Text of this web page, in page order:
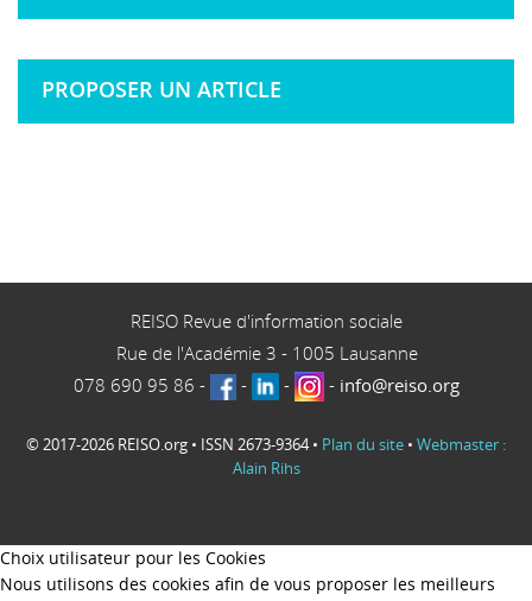
PROPOSER UN ARTICLE
REISO Revue d'information sociale
Rue de l'Académie 3 - 1005 Lausanne
078 690 95 86 - - - - info@reiso.org
© 2017-2026 REISO.org • ISSN 2673-9364 • Plan du site • Webmaster :
Alain Rihs
Choix utilisateur pour les Cookies
Nous utilisons des cookies afin de vous proposer les meilleurs